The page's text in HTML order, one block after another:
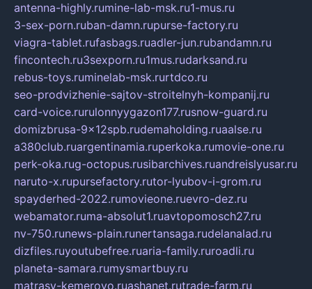
antenna-highly.rumine-lab-msk.ru1-mus.ru
3-sex-porn.ruban-damn.rupurse-factory.ru
viagra-tablet.rufasbags.ruadler-jun.rubandamn.ru
fincontech.ru3sexporn.ru1mus.rudarksand.ru
rebus-toys.ruminelab-msk.rurtdco.ru
seo-prodvizhenie-sajtov-stroitelnyh-kompanij.ru
card-voice.rurulonnyygazon177.rusnow-guard.ru
domizbrusa-9x12spb.rudemaholding.ruaalse.ru
a380club.ruargentinamia.ruperkoka.rumovie-one.ru
perk-oka.rug-octopus.rusibarchives.ruandreislyusar.ru
naruto-x.rupursefactory.rutor-lyubov-i-grom.ru
spayderhed-2022.rumovieone.ruevro-dez.ru
webamator.ruma-absolut1.ruavtopomosch27.ru
nv-750.runews-plain.runertansaga.rudelanalad.ru
dizfiles.ruyoutubefree.ruaria-family.ruroadli.ru
planeta-samara.rumysmartbuy.ru
matrasy-kemerovo.ruashanet.rutrade-farm.ru